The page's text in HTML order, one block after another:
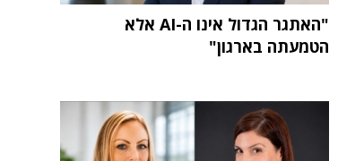
"האתגר הגדול אינו ה-AI אלא
הטמעתה בארגון"